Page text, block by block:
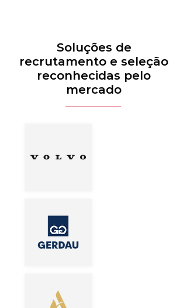
Soluções de
recrutamento e seleção
reconhecidas pelo
mercado